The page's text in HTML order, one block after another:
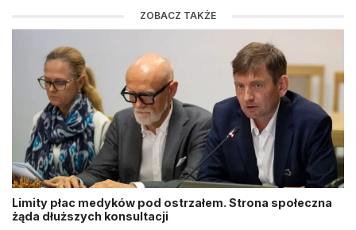
ZOBACZ TAKŻE
Limity płac medyków pod ostrzałem. Strona społeczna
żąda dłuższych konsultacji